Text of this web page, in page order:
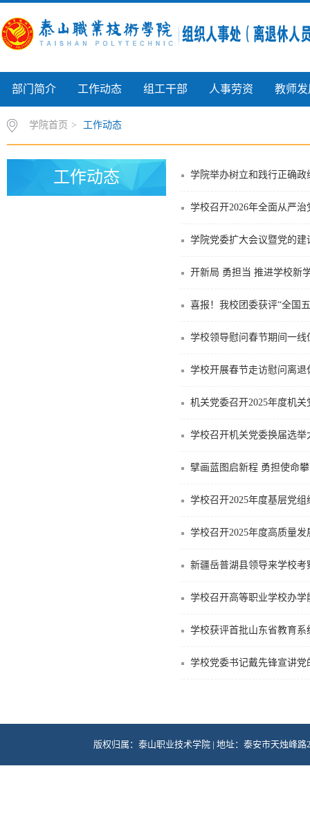
部门简介 工作动态 组工干部 人事劳资 教师
学院首页 > 工作动态
工作动态 学院举办树立和践行正确
学校召开2026年全面从严
开新局 勇担当 推进学校新
喜报！我校团委获评“全国
学校领导慰问春节期间一线
学校开展春节走访慰问离退
机关党委召开2025年度机
学校召开机关党委换届选举
擘画蓝图启新程 勇担使命
学校召开2025年度基层党
学校召开2025年度高质量
新疆岳普湖县领导来学校考
学校召开高等职业学校办学
学校获评首批山东省教育系
学校党委书记戴先锋宣讲
版权归属：泰山职业技术学院 | 地址：泰安市天烛峰